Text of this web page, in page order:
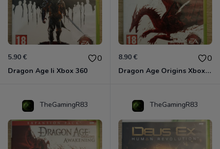
5.90 € 0
Dragon Age Ii Xbox 360
8.90 € 0
Dragon Age Origins Xbox 360
TheGamingR83 TheGamingR83